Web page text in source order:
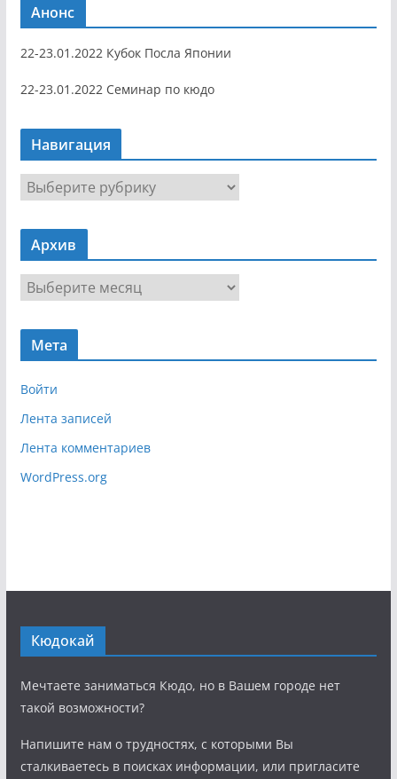
Анонс
22-23.01.2022 Кубок Посла Японии
22-23.01.2022 Семинар по кюдо
Навигация
Н
а
в
г
я
Архив
р
х
Мета
Войти
Лента записей
Лента комментариев
WordPress.org
Кюдокай
Мечтаете заниматься Кюдо, но в Вашем городе нет
такой возможности?
Напишите нам о трудностях, с которыми Вы
сталкиваетесь в поисках информации, или пригласите